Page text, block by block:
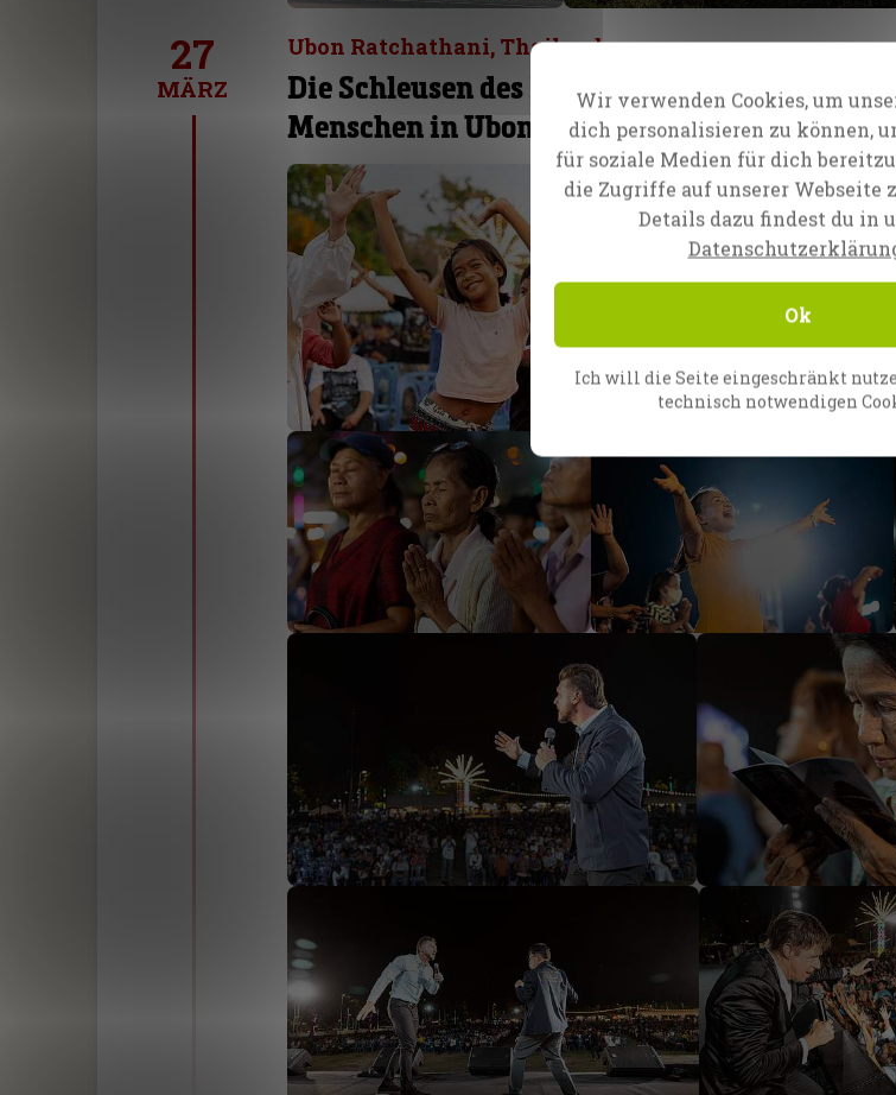
27
MÄRZ
Ubon Ratchathani, Thailand
Die Schleusen des Himmels öffneten sich für
Menschen in Ubon Ratchathani!
Wir verwenden Cookies, um
dich personalisieren zu können,
für soziale Medien für dich
die Zugriffe auf unserer Webseite
Details dazu findest du in
Ok
Ich will die Seite eingeschränkt
technisch notwendigen